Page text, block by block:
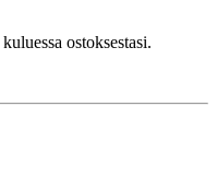
ostoksestasi.